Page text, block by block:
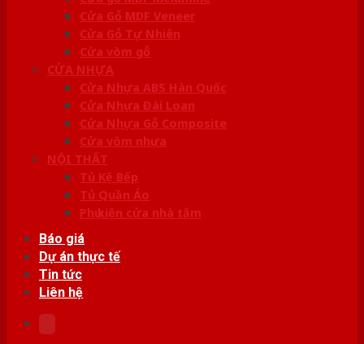
Cửa Gỗ MDF Veneer
Cửa Gỗ Tự Nhiên
Cửa vòm gỗ
CỬA NHỰA
Cửa Nhựa ABS Hàn Quốc
Cửa Nhựa Đài Loan
Cửa Nhựa Gỗ Composite
Cửa vòm nhựa
NỘI THẤT
Tủ Kệ Bếp
Tủ Quần Áo
Phụ kiện cửa nhà tắm
Báo giá
Dự án thực tế
Tin tức
Liên hệ